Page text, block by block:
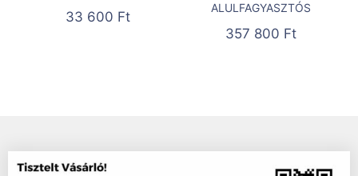
33 600 Ft
ALULFAGYASZTÓS
357 800 Ft